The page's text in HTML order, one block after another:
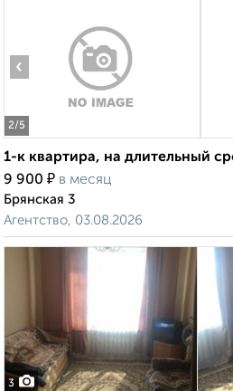
2/5
‹
1-к квартира, на длительный
9 900 ₽ в месяц
Брянская 3
Агентство, 03.08.2026
3